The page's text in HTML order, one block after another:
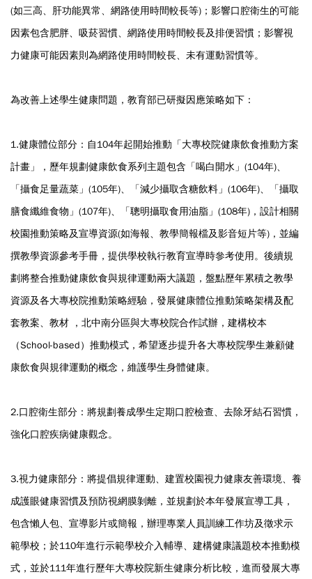
(如三高、肝功能異常、網路使用時間較長等)；影響口腔衛生的可能
因素包含肥胖、吸菸習慣、網路使用時間較長及排便習慣；影響視
力健康可能因素則為網路使用時間較長、未有運動習慣等。
為改善上述學生健康問題，教育部已研擬因應策略如下：
1.健康體位部分：自104年起開始推動「大專校院健康飲食推動方案
計畫」，歷年規劃健康飲食系列主題包含「喝白開水」(104年)、
「攝食足量蔬菜」(105年)、「減少攝取含糖飲料」(106年)、「攝取
膳食纖維食物」(107年)、「聰明攝取食用油脂」(108年)，設計相關
校園推動策略及宣導資源(如海報、教學簡報檔及影音短片等)，並編
撰教學資源參考手冊，提供學校執行教育宣導時參考使用。後續規
劃將整合推動健康飲食與規律運動兩大議題，盤點歷年累積之教學
資源及各大專校院推動策略經驗，發展健康體位推動策略架構及配
套教案、教材 ，北中南分區與大專校院合作試辦，建構校本
（School-based）推動模式，希望逐步提升各大專校院學生兼顧健
康飲食與規律運動的概念，維護學生身體健康。
2.口腔衛生部分：將規劃養成學生定期口腔檢查、去除牙結石習慣，
強化口腔疾病健康觀念。
3.視力健康部分：將提倡規律運動、建置校園視力健康友善環境、養
成護眼健康習慣及預防視網膜剝離，並規劃於本年發展宣導工具，
包含懶人包、宣導影片或簡報，辦理專業人員訓練工作坊及徵求示
範學校；於110年進行示範學校介入輔導、建構健康議題校本推動模
式，並於111年進行歷年大專校院新生健康分析比較，進而發展大專